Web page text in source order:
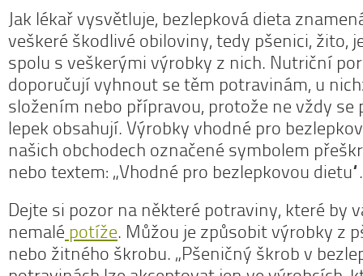
Jak lékař vysvětluje, bezlepková dieta
veškeré škodlivé obiloviny, tedy pšenici, žito,
spolu s veškerými výrobky z nich. Nutriční
doporučují vyhnout se těm potravinám, u
složením nebo přípravou, protože ne vždy se
lepek obsahují. Výrobky vhodné pro
našich obchodech označené symbolem
nebo textem: „Vhodné pro bezlepkovou dietu“.
Dejte si pozor na některé potraviny, které by
nemalé potíže. Můžou je způsobit výrobky z
nebo žitného škrobu. „Pšeničný škrob v